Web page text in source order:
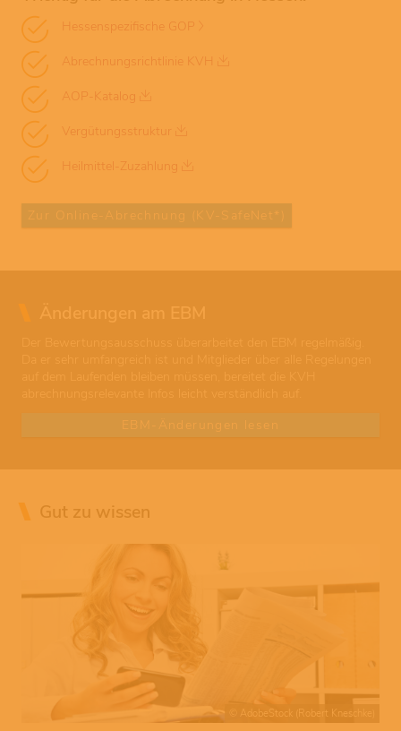
Hessenspezifische GOP
Abrechnungsrichtlinie KVH
AOP-Katalog
Vergütungsstruktur
Heilmittel-Zuzahlung
Zur Online-Abrechnung (KV-SafeNet*)
EBM-Änderungen lesen
Gut zu wissen
© AdobeStock (Robert Kneschke)